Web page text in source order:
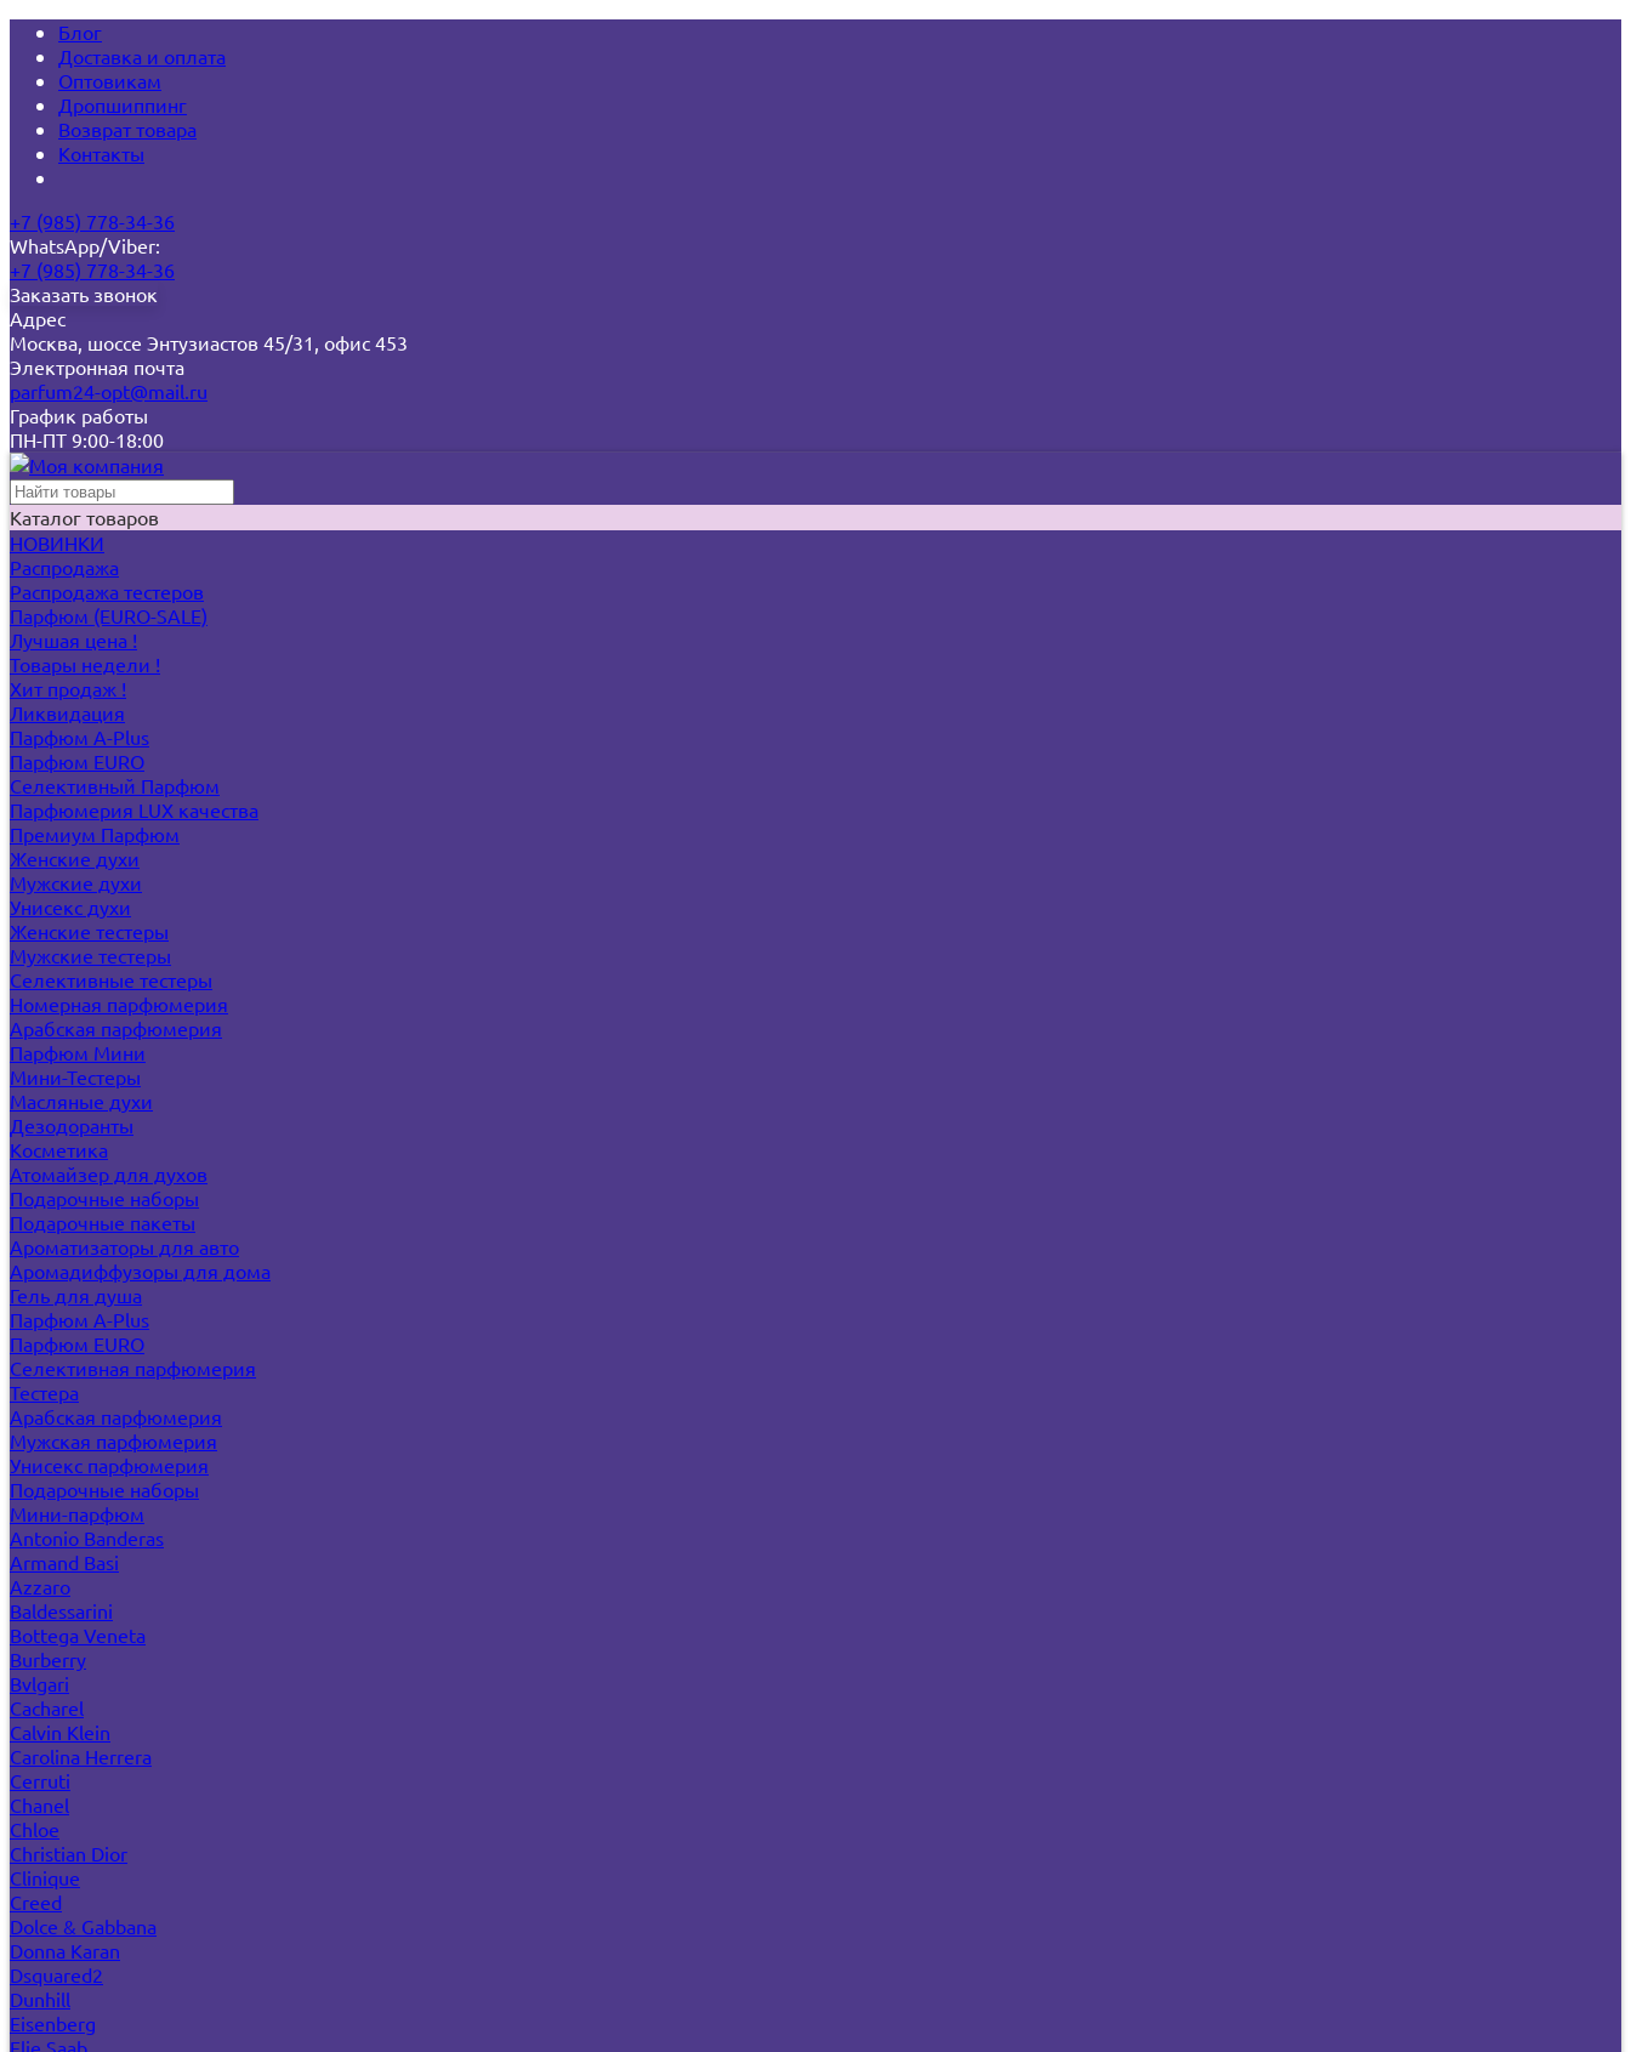
Блог
Доставка и оплата
Оптовикам
Дропшиппинг
Возврат товара
Контакты
+7 (985) 778-34-36
WhatsApp/Viber:
+7 (985) 778-34-36
Заказать звонок
Адрес
Москва, шоссе Энтузиастов 45/31, офис 453
Электронная почта
parfum24-opt@mail.ru
График работы
ПН-ПТ 9:00-18:00
Каталог товаров
НОВИНКИ
Распродажа
Распродажа тестеров
Парфюм (EURO-SALE)
Лучшая цена !
Товары недели !
Хит продаж !
Ликвидация
Парфюм A-Plus
Парфюм EURO
Селективный Парфюм
Парфюмерия LUX качества
Премиум Парфюм
Женские духи
Мужские духи
Унисекс духи
Женские тестеры
Мужские тестеры
Селективные тестеры
Номерная парфюмерия
Арабская парфюмерия
Парфюм Мини
Мини-Тестеры
Масляные духи
Дезодоранты
Косметика
Атомайзер для духов
Подарочные наборы
Подарочные пакеты
Ароматизаторы для авто
Аромадиффузоры для дома
Гель для душа
Парфюм A-Plus
Парфюм EURO
Селективная парфюмерия
Тестера
Арабская парфюмерия
Мужская парфюмерия
Унисекс парфюмерия
Подарочные наборы
Мини-парфюм
Antonio Banderas
Armand Basi
Azzaro
Baldessarini
Bottega Veneta
Burberry
Bvlgari
Cacharel
Calvin Klein
Carolina Herrera
Cerruti
Chanel
Chloe
Christian Dior
Clinique
Creed
Dolce & Gabbana
Donna Karan
Dsquared2
Dunhill
Eisenberg
Elie Saab